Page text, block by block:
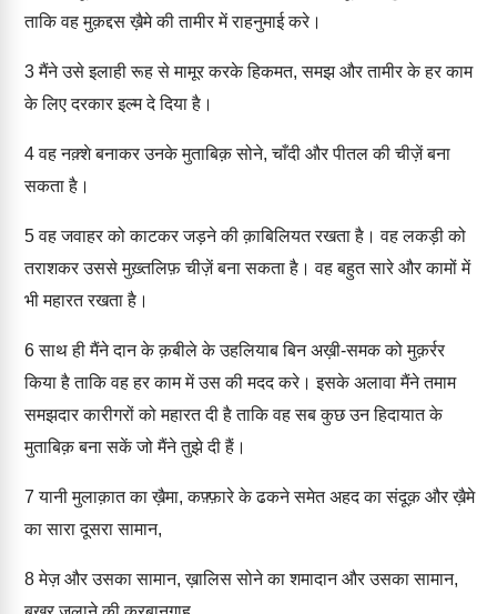
ताकि वह मुक़द्दस ख़ैमे की तामीर में राहनुमाई करे।
3मैंने उसे इलाही रूह से मामूर करके हिकमत, समझ और तामीर के हर काम
के लिए दरकार इल्म दे दिया है।
4वह नक़्शे बनाकर उनके मुताबिक़ सोने, चाँदी और पीतल की चीज़ें बना
सकता है।
5वह जवाहर को काटकर जड़ने की क़ाबिलियत रखता है। वह लकड़ी को
तराशकर उससे मुख़्तलिफ़ चीज़ें बना सकता है। वह बहुत सारे और कामों में
भी महारत रखता है।
6साथ ही मैंने दान के क़बीले के उहलियाब बिन अख़ी-समक को मुक़र्रर
किया है ताकि वह हर काम में उस की मदद करे। इसके अलावा मैंने तमाम
समझदार कारीगरों को महारत दी है ताकि वह सब कुछ उन हिदायात के
मुताबिक़ बना सकें जो मैंने तुझे दी हैं।
7 यानी मुलाक़ात का ख़ैमा, कफ़्फ़ारे के ढकने समेत अहद का संदूक़ और ख़ैमे
का सारा दूसरा सामान,
8मेज़ और उसका सामान, ख़ालिस सोने का शमादान और उसका सामान,